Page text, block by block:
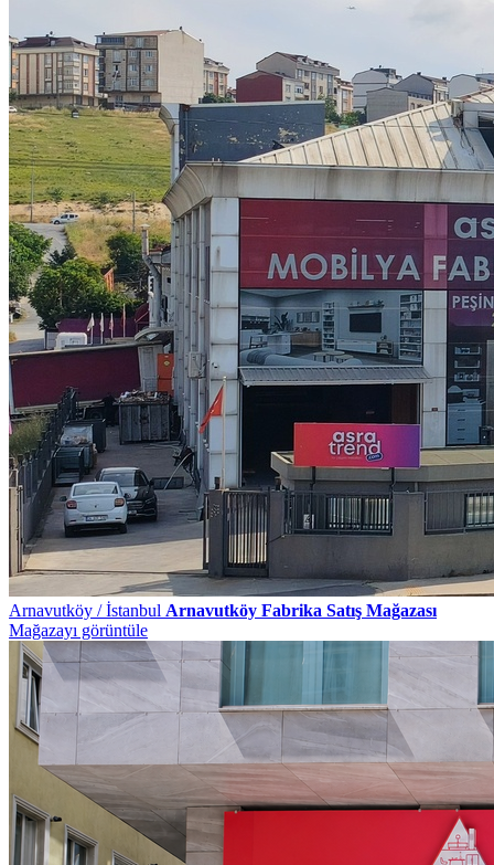
Arnavutköy / İstanbul Arnavutköy Fabrika Satış Mağazası
Mağazayı görüntüle